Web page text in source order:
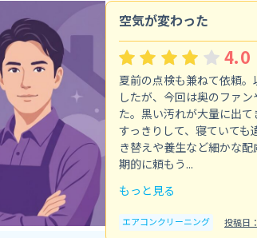
空気が変わった
4.0
夏前の点検も兼ねて依頼
したが、今回は奥のファ
た。黒い汚れが大量に出
すっきりして、寝ていて
き替えや養生など細かな
期的に頼もう...
もっと見る
エアコンクリーニング 投稿日